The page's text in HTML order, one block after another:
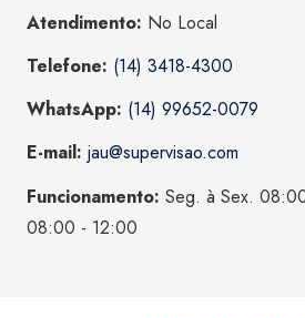
Atendimento: No Local
Telefone: (14) 3418-4300
WhatsApp: (14) 99652-0079
E-mail: jau@supervisao.com
Funcionamento: Seg. à Sex.
08:00 - 12:00